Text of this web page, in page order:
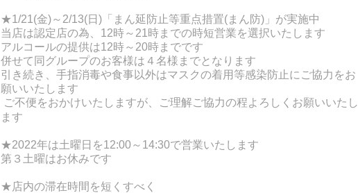
★1/21(金)～2/13(日)「まん延防止等重点措置(まん防)」が実施中
当店は認定店の為、12時～21時までの時短営業を選択いたします
アルコールの提供は12時～20時までです
併せて同グループのお客様は４名様までとなります
引き続き、手指消毒や食事以外はマスクの着用等感染防止にご協力をお
願いいたします
ご不便をおかけいたしますが、ご理解ご協力の程よろしくお願いいたし
ます
★2022年は土曜日を12:00～14:30で営業いたします
第３土曜はお休みです
★店内の滞在時間を短くすべく